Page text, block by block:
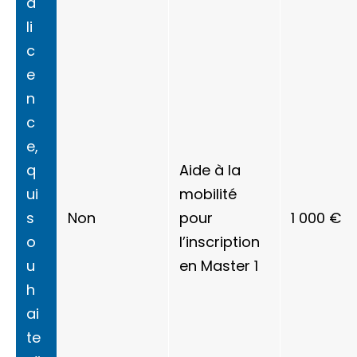
li
c
e
n
c
e,
q
ui
s
o
u
h
ai
te
Non
Aide à la
mobilité
pour
l’inscription
en Master 1
1 000 €